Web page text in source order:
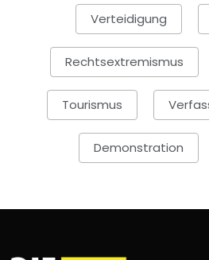
Verteidigung
Rechtsextremismus
Tourismus
Demonstration